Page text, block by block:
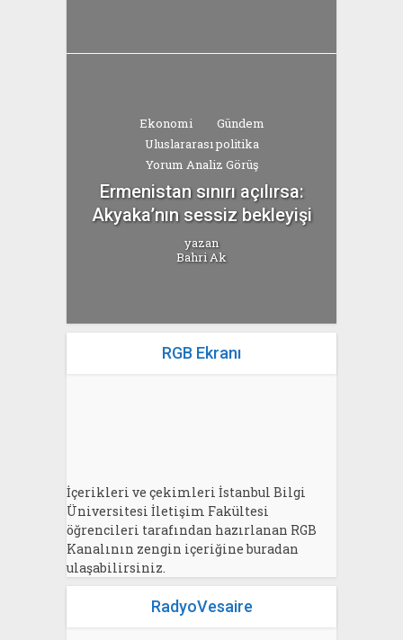
Ekonomi
Gündem
Uluslararası politika
Yorum Analiz Görüş
Ermenistan sınırı açılırsa:
Akyaka’nın sessiz bekleyişi
yazan
Bahri Ak
RGB Ekranı
İçerikleri ve çekimleri İstanbul Bilgi
Üniversitesi İletişim Fakültesi
öğrencileri tarafından hazırlanan RGB
Kanalının zengin içeriğine buradan
ulaşabilirsiniz.
RadyoVesaire